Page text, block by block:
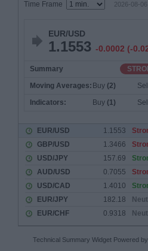
Technical Summary Widget Powered by